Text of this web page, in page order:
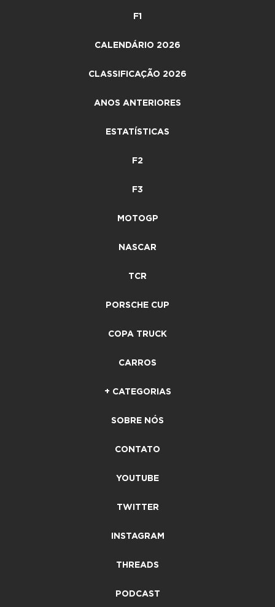
F1
CALENDÁRIO 2026
CLASSIFICAÇÃO 2026
ANOS ANTERIORES
ESTATÍSTICAS
F2
F3
MOTOGP
NASCAR
TCR
PORSCHE CUP
COPA TRUCK
CARROS
+ CATEGORIAS
SOBRE NÓS
CONTATO
YOUTUBE
TWITTER
INSTAGRAM
THREADS
PODCAST